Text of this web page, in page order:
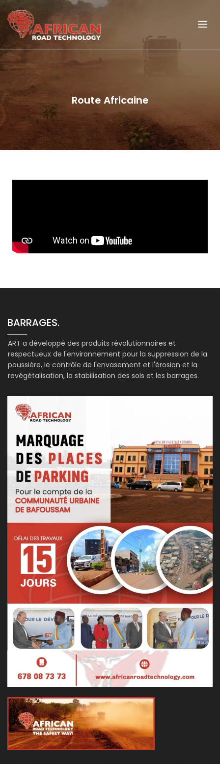
Route Africaine
BARRAGES.
ART a développé des produits révolutionnaires et
respectueux de l'environnement pour la suppression de la
poussière, le contrôle de l'envasement et l'érosion et la
revégétalisation, la stabilisation des sols et les barrages.